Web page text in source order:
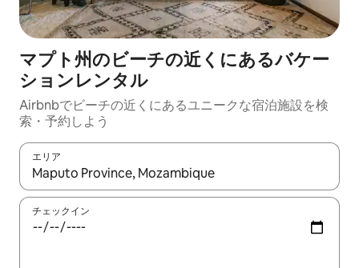
マプト州のビーチの近くにあるバケー
ションレンタル
Airbnbでビーチの近くにあるユニークな宿泊施設を検
索・予約しよう
エリア
検索結果が表示されたら、上下の矢印キーを使って移動するか
チェックイン